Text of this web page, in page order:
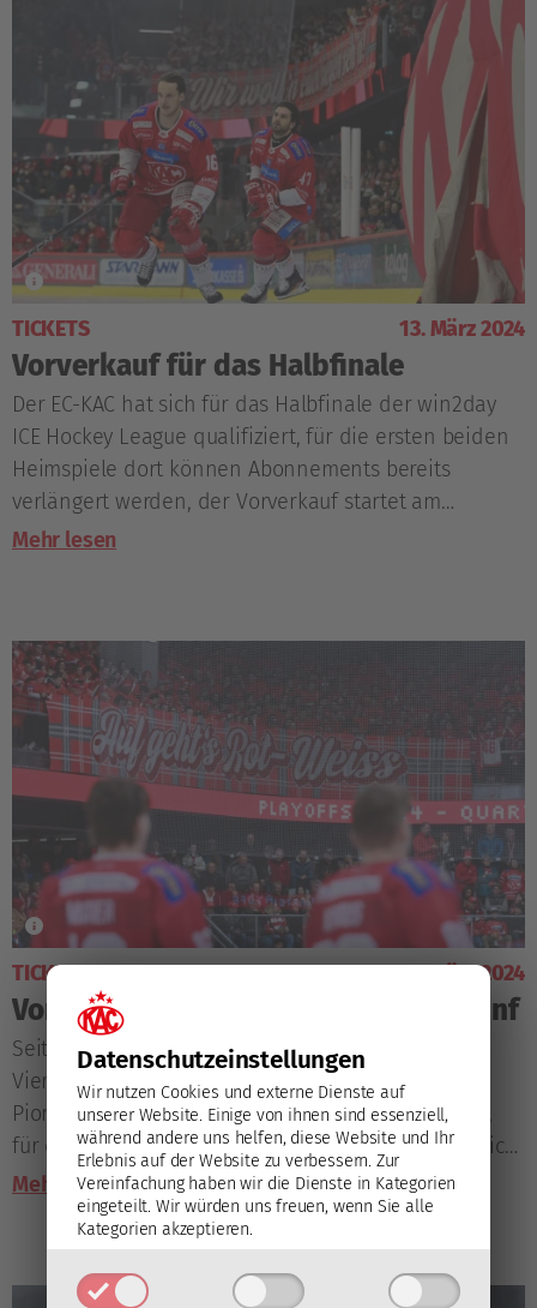
Datenschutz­einstellungen
Wir nutzen Cookies und externe Dienste auf
unserer Website. Einige von ihnen sind essenziell,
während andere uns helfen, diese Website und Ihr
Erlebnis auf der Website zu verbessern. Zur
Vereinfachung haben wir die Dienste in Kategorien
eingeteilt. Wir würden uns freuen, wenn Sie alle
Kategorien akzeptieren.
TICKETS 13. März 2024
Vorverkauf für das Halbfinale
Der EC-KAC hat sich für das Halbfinale der win2day
ICE Hockey League qualifiziert, für die ersten beiden
Heimspiele dort können Abonnements bereits
verlängert werden, der Vorverkauf startet am
Samstag.
Mehr lesen
TICKETS 5. März 2024
Vorverkaufsstart für Viertelfinale fünf
Seit Dienstagabend steht fest, dass die
Viertelfinalserie zwischen dem EC-KAC und den
Pioneers Vorarlberg ein fünftes Spiel erleben wird,
für das Einzelkarten ab Donnerstagmorgen erhältlich
sind.
Mehr lesen